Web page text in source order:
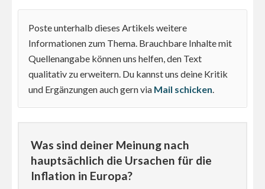
Poste unterhalb dieses Artikels weitere
Informationen zum Thema. Brauchbare Inhalte mit
Quellenangabe können uns helfen, den Text
qualitativ zu erweitern. Du kannst uns deine Kritik
und Ergänzungen auch gern via Mail schicken.
Was sind deiner Meinung nach
hauptsächlich die Ursachen für die
Inflation in Europa?